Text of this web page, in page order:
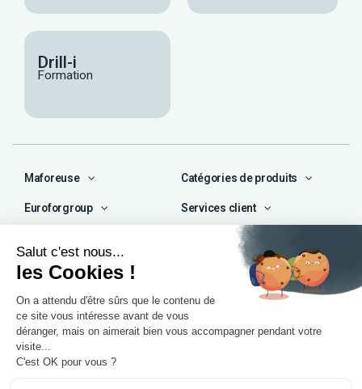
Drill-i
Formation
Maforeuse Catégories de produits
Euroforgroup Services client
contact@maforeuse.com
Siège social et atelier
Chassieu (69)
55 rue Ampère